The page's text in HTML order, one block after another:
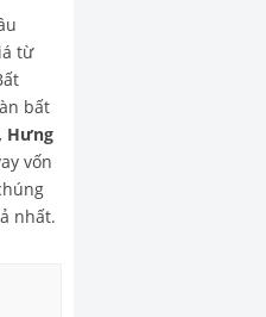
từ
bất
Hưng
vốn
nhất.